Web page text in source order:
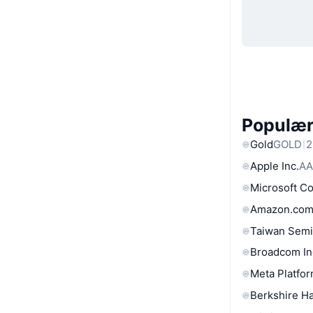
GoldGOLD
Apple Inc.
Microsoft
Taiwan
Broadcom
Meta
Berkshire